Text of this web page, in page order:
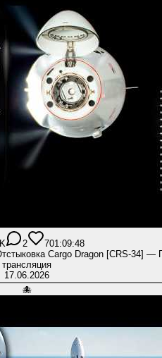
2 701:09:48
Cargo Dragon [CRS-34] —
трансляция
17.06.2026
🐙